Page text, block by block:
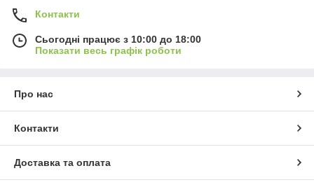
Контакти
Сьогодні працює з 10:00 до 18:00
Показати весь графік роботи
Про нас
Контакти
Доставка та оплата